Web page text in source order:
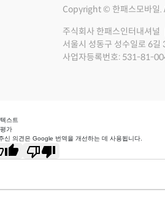
Copyright © 한패스모바일
주식회사 한패스인터내셔널
서울시 성동구 성수일로 6길
사업자등록번호: 531-81-
스트
가
신 의견은 Google 번역을 개선하는 데 사용됩니다.